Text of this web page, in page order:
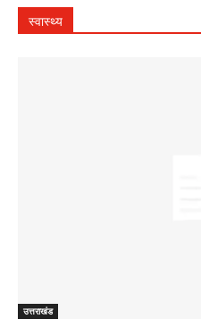
स्वास्थ्य
उत्तराखंड